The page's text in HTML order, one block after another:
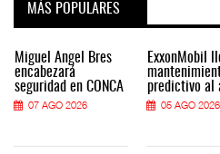
MÁS POPULARES
Miguel Ángel Bres
encabezará
seguridad en CONCA
07 AGO 2026
ExxonMobil
predictivo al
05 AGO 2026